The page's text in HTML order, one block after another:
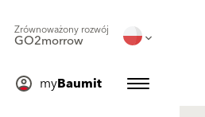
Zrównoważony rozwój
GO2morrow
myBaumit